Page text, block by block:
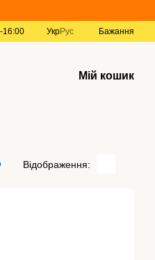
УкрРус Бажання
Мій кошик
Відображення: